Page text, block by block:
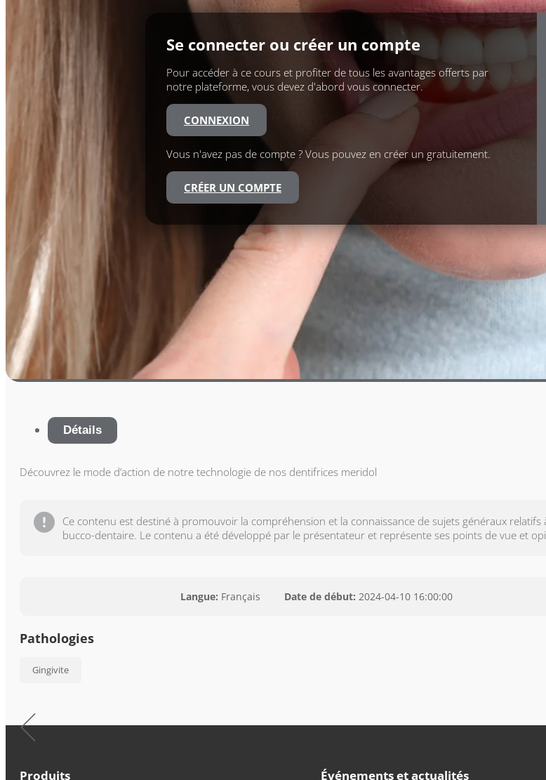
Se connecter ou créer un compte
Pour accéder à ce cours et profiter de tous les avantages offerts par
notre plateforme, vous devez d'abord vous connecter.
CONNEXION
Vous n'avez pas de compte ? Vous pouvez en créer un gratuitement.
CRÉER UN COMPTE
Détails
Découvrez le mode d’action de notre technologie de nos dentifrices meridol
Ce contenu est destiné à promouvoir la compréhension et la connaissance de sujets généraux relatifs
bucco-dentaire. Le contenu a été développé par le présentateur et représente ses points de vue et
Langue: Français Date de début: 2024-04-10 16:00:00
Pathologies
Gingivite
Produits
Événements et actualités